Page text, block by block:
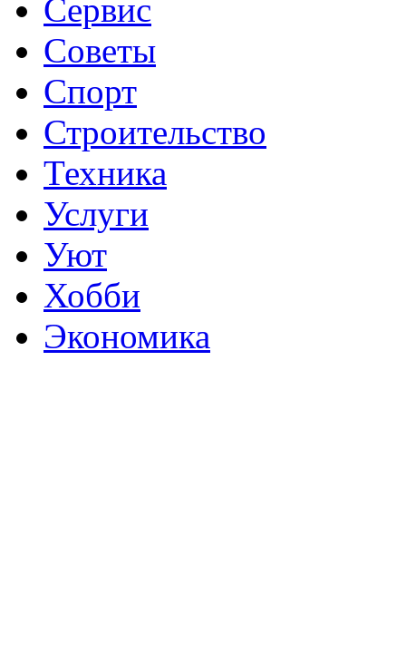
Сервис
Советы
Спорт
Строительство
Техника
Услуги
Уют
Хобби
Экономика